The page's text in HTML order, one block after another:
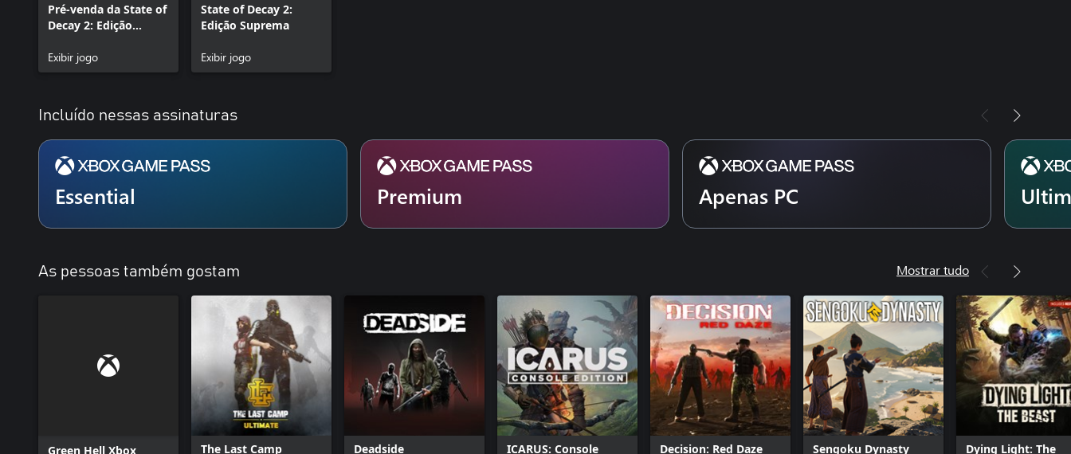
Pré-venda da State of
Decay 2: Edição
Exibir jogo
State of Decay 2:
Edição Suprema
Exibir jogo
Incluído nessas assinaturas
Essential Premium Apenas PC
As pessoas também gostam Mostrar tudo
Green Hell Xbox The Last Camp Deadside ICARUS: Console Decision: Red Daze Sengoku Dynasty Dying Light: The